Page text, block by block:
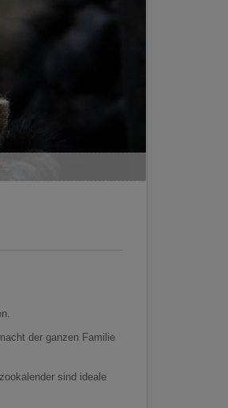
der ganzen Familie
sind ideale